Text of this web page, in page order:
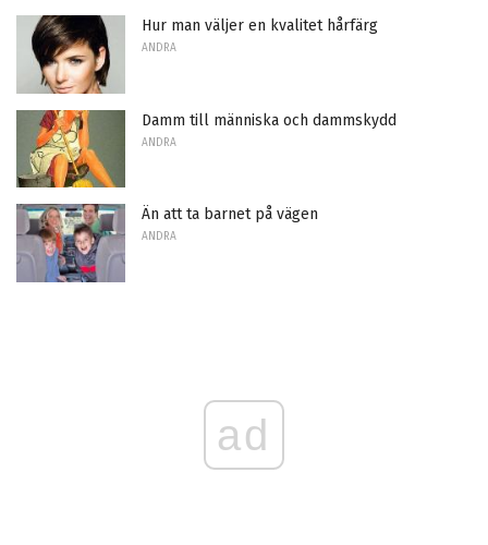
Hur man väljer en kvalitet hårfärg
ANDRA
Damm till människa och dammskydd
ANDRA
Än att ta barnet på vägen
ANDRA
ad